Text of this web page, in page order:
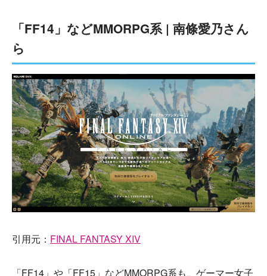
「FF14」などMMORPG系 | 南條愛乃さん
ら
引用元： FINAL FANTASY XIV
「FF14」や「FF15」などMMORPG系も、ゲーマー女子